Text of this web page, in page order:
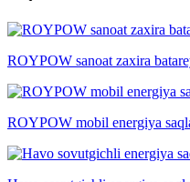
ROYPOW sanoat zaxira
ROYPOW mobil energiya